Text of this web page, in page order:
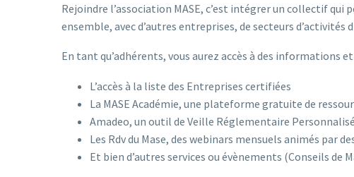
Rejoindre l’association MASE, c’est intégrer un collectif qui
ensemble, avec d’autres entreprises, de secteurs
En tant qu’adhérents, vous aurez accès à des informations
L’accès à la liste des Entreprises certifiées
La MASE Académie, une plateforme gratuite de
Amadeo, un outil de Veille Réglementaire
Les Rdv du Mase, des webinars mensuels animés par
Et bien d’autres services ou évènements (Conseils